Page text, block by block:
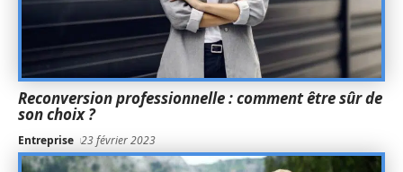
Reconversion professionnelle : comment être sûr de
son choix ?
Entreprise 23 février 2023